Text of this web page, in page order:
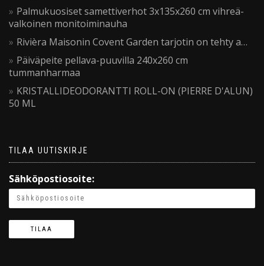
Palmukuosiset samettiverhot 3x135x260 cm vihreä-
valkoinen monitoiminauha
Rivièra Maisonin Covent Garden tarjotin on tehty a…
Päiväpeite pellava-puuvilla 240x260 cm
tummanharmaa
KRISTALLIDEODORANTTI ROLL-ON (PIERRE D'ALUN)
50 ML
TILAA UUTISKIRJE
Sähköpostiosoite: